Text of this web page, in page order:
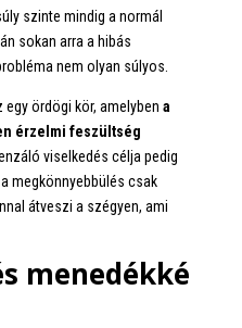
szinte mindig a normál
sokan arra a hibás
nem olyan súlyos.
ördögi kör, amelyben a
érzelmi feszültség
viselkedés célja pedig
megkönnyebbülés csak
átveszi a szégyen, ami
menedékké